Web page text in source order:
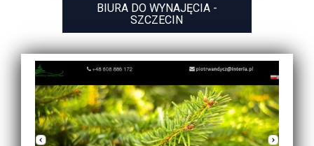
BIURA DO WYNAJĘCIA -
SZCZECIN